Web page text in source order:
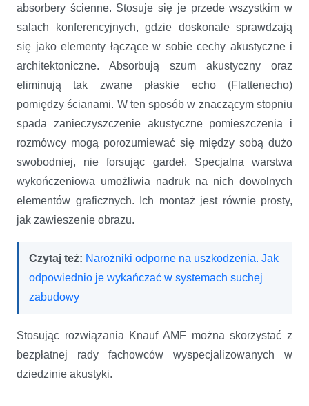
absorbery ścienne. Stosuje się je przede wszystkim w
salach konferencyjnych, gdzie doskonale sprawdzają
się jako elementy łączące w sobie cechy akustyczne i
architektoniczne. Absorbują szum akustyczny oraz
eliminują tak zwane płaskie echo (Flattenecho)
pomiędzy ścianami. W ten sposób w znaczącym stopniu
spada zanieczyszczenie akustyczne pomieszczenia i
rozmówcy mogą porozumiewać się między sobą dużo
swobodniej, nie forsując gardeł. Specjalna warstwa
wykończeniowa umożliwia nadruk na nich dowolnych
elementów graficznych. Ich montaż jest równie prosty,
jak zawieszenie obrazu.
Czytaj też: Narożniki odporne na uszkodzenia. Jak
odpowiednio je wykańczać w systemach suchej
zabudowy
Stosując rozwiązania Knauf AMF można skorzystać z
bezpłatnej rady fachowców wyspecjalizowanych w
dziedzinie akustyki.